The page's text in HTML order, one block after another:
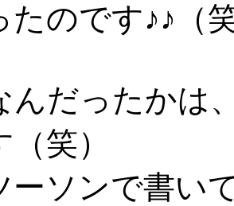
たのです♪♪（
んだったかは
笑）
ーソンで書い